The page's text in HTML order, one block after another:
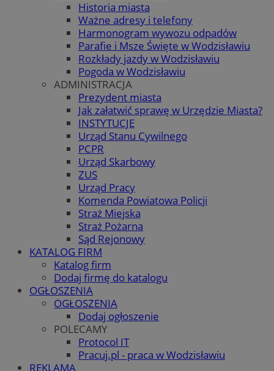
Historia miasta
Ważne adresy i telefony
Harmonogram wywozu odpadów
Parafie i Msze Święte w Wodzisławiu
Rozkłady jazdy w Wodzisławiu
Pogoda w Wodzisławiu
ADMINISTRACJA
Prezydent miasta
Jak załatwić sprawę w Urzędzie Miasta?
INSTYTUCJE
Urząd Stanu Cywilnego
PCPR
Urząd Skarbowy
ZUS
Urząd Pracy
Komenda Powiatowa Policji
Straż Miejska
Straż Pożarna
Sąd Rejonowy
KATALOG FIRM
Katalog firm
Dodaj firmę do katalogu
OGŁOSZENIA
OGŁOSZENIA
Dodaj ogłoszenie
POLECAMY
Protocol IT
Pracuj.pl - praca w Wodzisławiu
REKLAMA